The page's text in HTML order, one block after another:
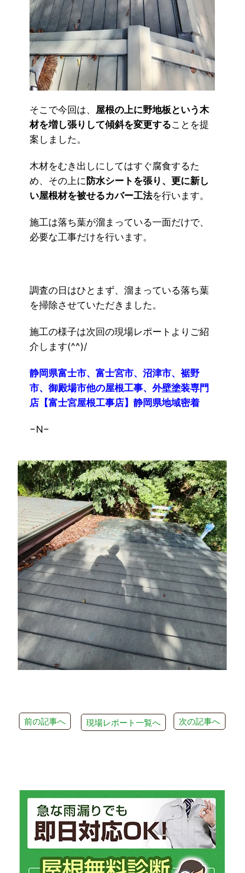
そこで今回は、 屋根の上に野地板という木
材を増し張りして傾斜を変更することを提
案しました。
木材をむき出しにしてはすぐ腐食するた
め、その上に防水シートを張り、更に新し
い屋根材を被せるカバー工法を行います。
施工は落ち葉が溜まっている一面だけで、
必要な工事だけを行います。
調査の日はひとまず、溜まっている落ち葉
を掃除させていただきました。
施工の様子は次回の現場レポートよりご紹
介します(^^)/
静岡県富士市、富士宮市、沼津市、裾野
市、御殿場市他の屋根工事、外壁塗装専門
店【富士宮屋根工事店】静岡県地域密着
−N−
前の記事へ 次の記事へ
現場レポート一覧へ